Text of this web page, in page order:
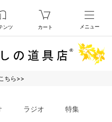
ンツ カート メニュー
ちら>>
ラジオ 特集